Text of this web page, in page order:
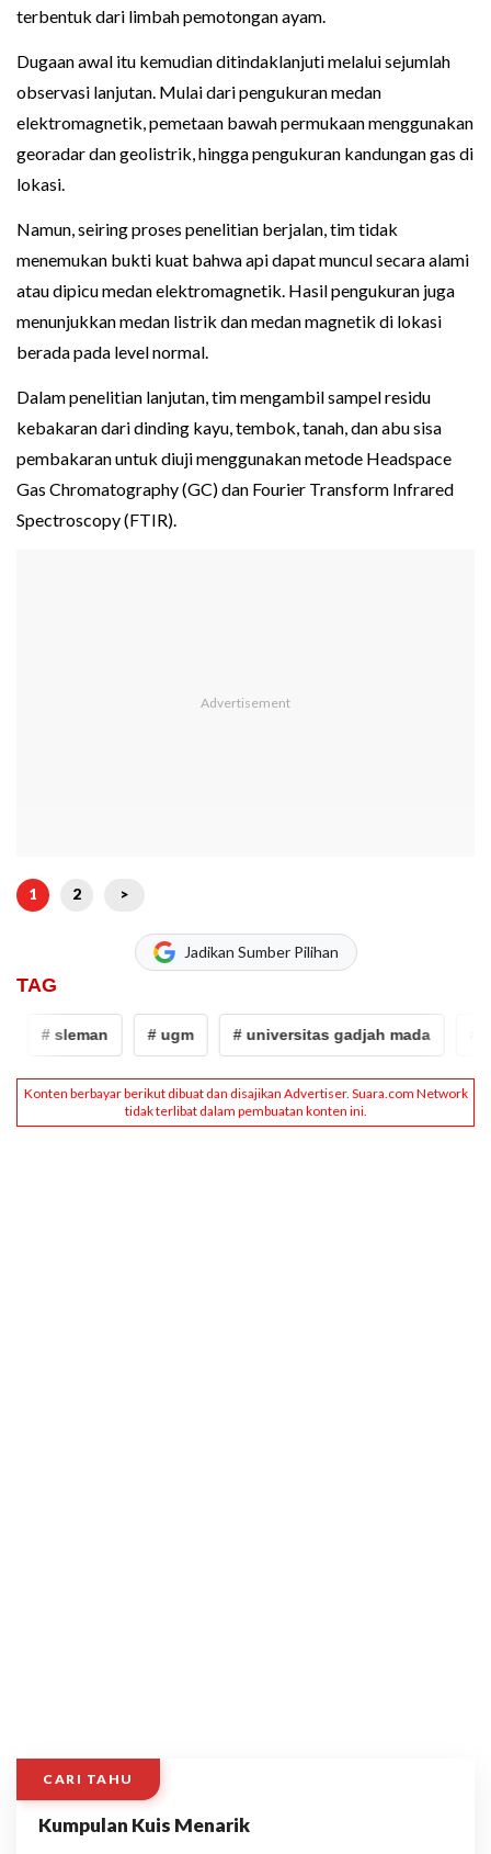
terbentuk dari limbah pemotongan ayam.
Dugaan awal itu kemudian ditindaklanjuti melalui sejumlah
observasi lanjutan. Mulai dari pengukuran medan
elektromagnetik, pemetaan bawah permukaan menggunakan
georadar dan geolistrik, hingga pengukuran kandungan gas di
lokasi.
Namun, seiring proses penelitian berjalan, tim tidak
menemukan bukti kuat bahwa api dapat muncul secara alami
atau dipicu medan elektromagnetik. Hasil pengukuran juga
menunjukkan medan listrik dan medan magnetik di lokasi
berada pada level normal.
Dalam penelitian lanjutan, tim mengambil sampel residu
kebakaran dari dinding kayu, tembok, tanah, dan abu sisa
pembakaran untuk diuji menggunakan metode Headspace
Gas Chromatography (GC) dan Fourier Transform Infrared
Spectroscopy (FTIR).
1 2 >
Jadikan Sumber Pilihan
TAG
# sleman # ugm # universitas gadjah mada
CARI TAHU
Kumpulan Kuis Menarik